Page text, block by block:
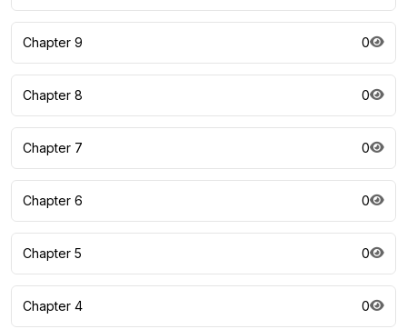
Chapter 9 0
Chapter 8 0
Chapter 7 0
Chapter 6 0
Chapter 5 0
Chapter 4 0